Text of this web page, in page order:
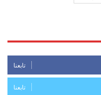
تابعنا
تابعنا